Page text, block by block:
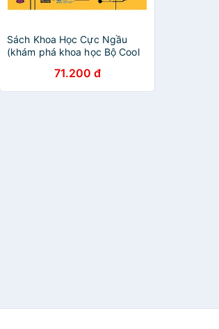
Sách Khoa Học Cực Ngầu
(khám phá khoa học Bộ Cool
71.200 đ